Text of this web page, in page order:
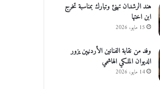
هند الرشدان تهنئ وتبارك بمناسبة تخرج
ابن اختها
15 مايو، 2026
وفد من نقابة الفنانين الأردنيين يزور
الديوان الملكي الهاشمي
14 مايو، 2026